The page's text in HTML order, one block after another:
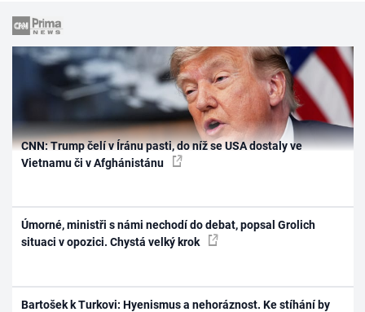
CNN: Trump čelí v Íránu pasti, do níž se USA dostaly ve
Vietnamu či v Afghánistánu
Úmorné, ministři s námi nechodí do debat, popsal Grolich
situaci v opozici. Chystá velký krok
Bartošek k Turkovi: Hyenismus a nehoráznost. Ke stíhání by